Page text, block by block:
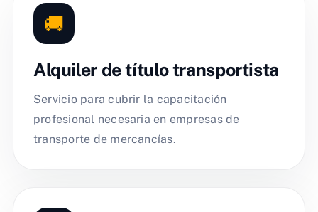
🚚
Alquiler de título transportista
Servicio para cubrir la capacitación
profesional necesaria en empresas de
transporte de mercancías.